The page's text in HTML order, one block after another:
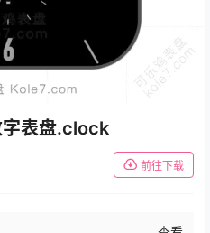
字表盘.clock
前往下载